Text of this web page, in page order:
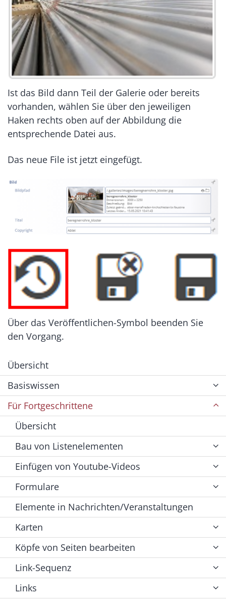
Ist das Bild dann Teil der Galerie oder bereits
vorhanden, wählen Sie über den jeweiligen
Haken rechts oben auf der Abbildung die
entsprechende Datei aus.
Das neue File ist jetzt eingefügt.
Über das Veröffentlichen-Symbol beenden Sie
den Vorgang.
Übersicht
Basiswissen
Für Fortgeschrittene
Übersicht
Bau von Listenelementen
Einfügen von Youtube-Videos
Formulare
Elemente in Nachrichten/Veranstaltungen
Karten
Köpfe von Seiten bearbeiten
Link-Sequenz
Links